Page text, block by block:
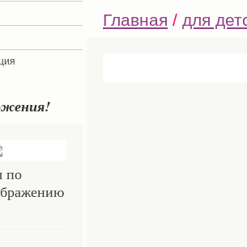
по
Главная / для